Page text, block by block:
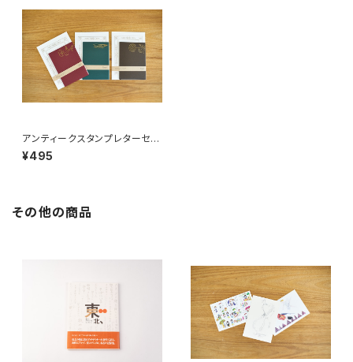
アンティークスタンプレターセッ
ト
¥495
その他の商品